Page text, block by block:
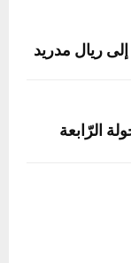
ريال مدريد